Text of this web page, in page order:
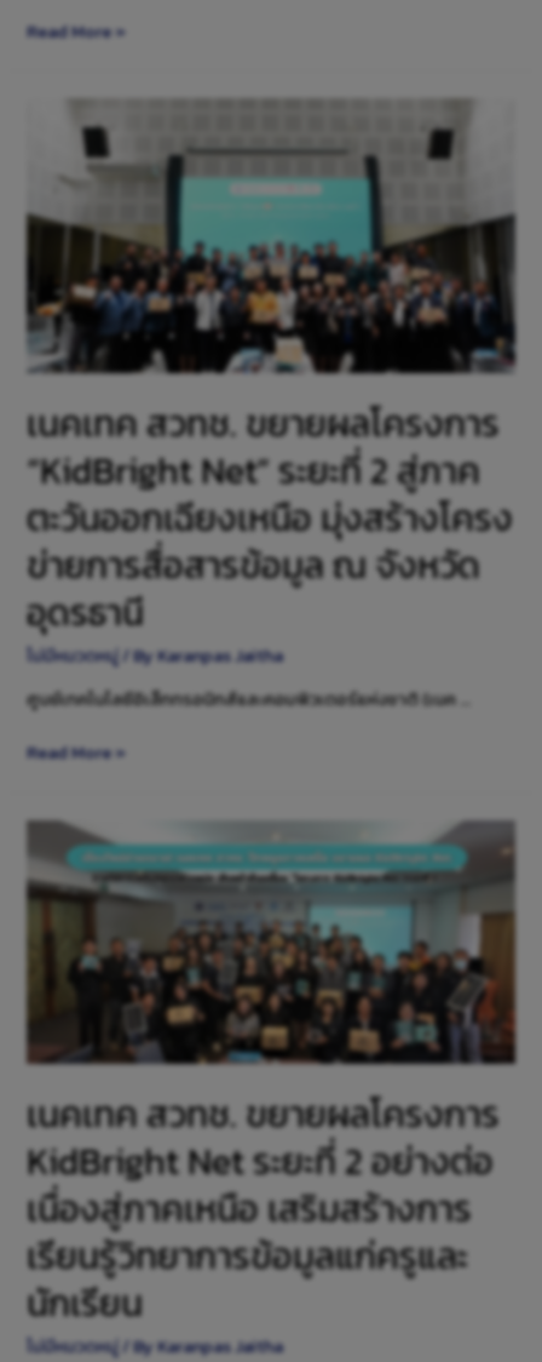
Read More »
เนคเทค สวทช. ขยายผลโครงการ
“KidBright Net” ระยะที่ 2 สู่ภาค
ตะวันออกเฉียงเหนือ มุ่งสร้างโครง
ข่ายการสื่อสารข้อมูล ณ จังหวัด
อุดรธานี
ไม่มีหมวดหมู่/ ByKaranpas Jaitha
ศูนย์เทคโนโลยีอิเล็กทรอนิกส์และคอมพิวเตอร์แห่งชาติ (เนค …
Read More »
เนคเทค สวทช. ขยายผลโครงการ
KidBright Net ระยะที่ 2 อย่างต่อ
เนื่องสู่ภาคเหนือ เสริมสร้างการ
เรียนรู้วิทยาการข้อมูลแก่ครูและ
นักเรียน
ไม่มีหมวดหมู่/ ByKaranpas Jaitha